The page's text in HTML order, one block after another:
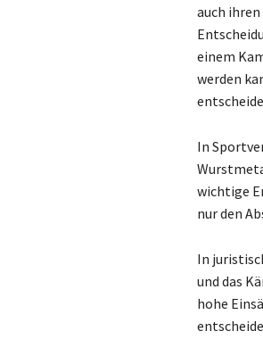
auch
einem
werden
In
wichtige
nur den
In
und das
hohe